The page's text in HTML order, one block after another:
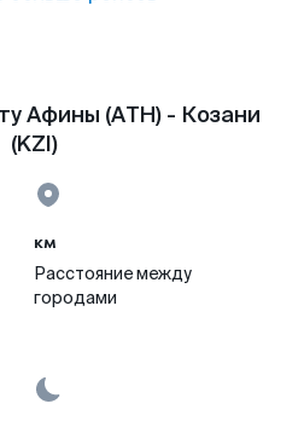
Афины (ATH) - Козани
(KZI)
км
Расстояние между
городами